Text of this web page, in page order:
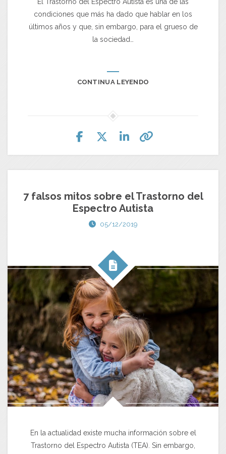
condiciones que más ha dado que hablar en los
últimos años y que, sin embargo, para el grueso de
la sociedad…
CONTINUA LEYENDO
7 falsos mitos sobre el Trastorno del
Espectro Autista
05/12/2019
En la actualidad existe mucha información sobre el
Trastorno del Espectro Autista (TEA). Sin embargo,